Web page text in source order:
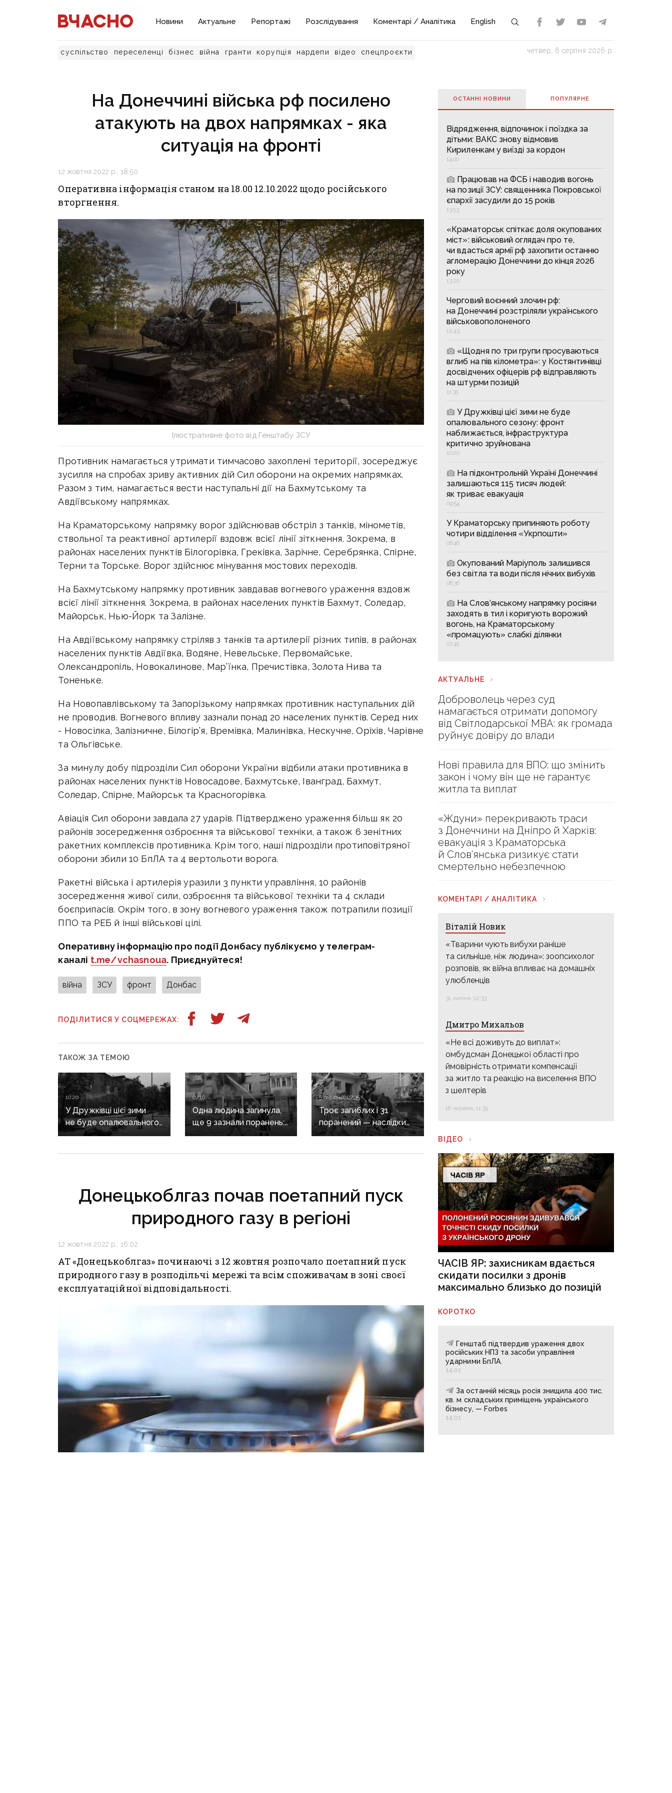
Новини Актуальне Репортажі Розслідування Коментарі / Аналітика English
суспільство переселенці бізнес війна гранти корупція нардепи відео спецпроєкти четвер, 6 серпня 2026 р.
На Донеччині війська рф посилено
атакують на двох напрямках - яка
ситуація на фронті
12 жовтня 2022 р., 18:50
Оперативна інформація станом на 18.00 12.10.2022 щодо російського
вторгнення.
Ілюстративне фото від Генштабу ЗСУ
Противник намагається утримати тимчасово захоплені території, зосереджує
зусилля на спробах зриву активних дій Сил оборони на окремих напрямках.
Разом з тим, намагається вести наступальні дії на Бахмутському та
Авдіївському напрямках.
На Краматорському напрямку ворог здійснював обстріл з танків, мінометів,
ствольної та реактивної артилерії вздовж всієї лінії зіткнення. Зокрема, в
районах населених пунктів Білогорівка, Греківка, Зарічне, Серебрянка, Спірне,
Терни та Торське. Ворог здійснює мінування мостових переходів.
На Бахмутському напрямку противник завдавав вогневого ураження вздовж
всієї лінії зіткнення. Зокрема, в районах населених пунктів Бахмут, Соледар,
Майорськ, Нью-Йорк та Залізне.
На Авдіївському напрямку стріляв з танків та артилерії різних типів, в районах
населених пунктів Авдіївка, Водяне, Невельське, Первомайське,
Олександропіль, Новокалинове, Мар’їнка, Пречистівка, Золота Нива та
Тоненьке.
На Новопавлівському та Запорізькому напрямках противник наступальних дій
не проводив. Вогневого впливу зазнали понад 20 населених пунктів. Серед них
- Новосілка, Залізничне, Білогір’я, Времівка, Малинівка, Нескучне, Оріхів, Чарівне
та Ольгівське.
За минулу добу підрозділи Сил оборони України відбили атаки противника в
районах населених пунктів Новосадове, Бахмутське, Іванград, Бахмут,
Соледар, Спірне, Майорськ та Красногорівка.
Авіація Сил оборони завдала 27 ударів. Підтверджено ураження більш як 20
районів зосередження озброєння та військової техніки, а також 6 зенітних
ракетних комплексів противника. Крім того, наші підрозділи протиповітряної
оборони збили 10 БпЛА та 4 вертольоти ворога.
Ракетні війська і артилерія уразили 3 пункти управління, 10 районів
зосередження живої сили, озброєння та військової техніки та 4 склади
боєприпасів. Окрім того, в зону вогневого ураження також потрапили позиції
ППО та РЕБ й інші військові цілі.
Оперативну інформацію про події Донбасу публікуємо у телеграм-
каналі t.me/vchasnoua. Приєднуйтеся!
війна ЗСУ фронт Донбас
ПОДІЛИТИСЯ У СОЦМЕРЕЖАХ:
ТАКОЖ ЗА ТЕМОЮ
10:20
У Дружківці цієї зими
не буде опалювального
сезону: фронт
07:16
Одна людина загинула,
ще 9 зазнали поранень:
воєнні злочини
5 серпня, 07:35
Троє загиблих і 31
поранений — наслідки
масованих обстрілів
Донецькоблгаз почав поетапний пуск
природного газу в регіоні
12 жовтня 2022 р., 16:02
АТ «Донецькоблгаз» починаючі з 12 жовтня розпочало поетапний пуск
природного газу в розподільчі мережі та всім споживачам в зоні своєї
експлуатаційної відповідальності.
ОСТАННІ НОВИНИ ПОПУЛЯРНE
Відрядження, відпочинок і поїздка за
дітьми: ВАКС знову відмовив
Кириленкам у виїзді за кордон
14:00
Працював на ФСБ і наводив вогонь
на позиції ЗСУ: священника Покровської
єпархії засудили до 15 років
13:53
«Краматорськ спіткає доля окупованих
міст»: військовий оглядач про те,
чи вдасться армії рф захопити останню
агломерацію Донеччини до кінця 2026
року
13:20
Черговий воєнний злочин рф:
на Донеччині розстріляли українського
військовополоненого
12:43
«Щодня по три групи просуваються
вглиб на пів кілометра»: у Костянтинівці
досвідчених офіцерів рф відправляють
на штурми позицій
11:35
У Дружківці цієї зими не буде
опалювального сезону: фронт
наближається, інфраструктура
критично зруйнована
10:20
На підконтрольній Україні Донеччині
залишаються 115 тисяч людей:
як триває евакуація
09:54
У Краматорську припиняють роботу
чотири відділення «Укрпошти»
08:46
Окупований Маріуполь залишився
без світла та води після нічних вибухів
08:36
На Слов’янському напрямку росіяни
заходять в тил і коригують ворожий
вогонь, на Краматорському
«промацують» слабкі ділянки
07:45
АКТУАЛЬНЕ
Доброволець через суд
намагається отримати допомогу
від Світлодарської МВА: як громада
руйнує довіру до влади
Нові правила для ВПО: що змінить
закон і чому він ще не гарантує
житла та виплат
«Ждуни» перекривають траси
з Донеччини на Дніпро й Харків:
евакуація з Краматорська
й Слов’янська ризикує стати
смертельно небезпечною
КОМЕНТАРІ / АНАЛІТИКА
Віталій Новик
«Тварини чують вибухи раніше
та сильніше, ніж людина»: зоопсихолог
розповів, як війна впливає на домашніх
улюбленців
31 липня, 12:33
Дмитро Михальов
«Не всі доживуть до виплат»:
омбудсман Донецької області про
ймовірність отримати компенсації
за житло та реакцію на виселення ВПО
з шелтерів
16 червня, 11:39
ВІДЕО
ЧАСІВ ЯР: захисникам вдається
скидати посилки з дронів
максимально близько до позицій
КОРОТКО
Генштаб підтвердив ураження двох
російських НПЗ та засоби управління
ударними БпЛА.
14:01
За останній місяць росія знищила 400 тис.
кв. м складських приміщень українського
бізнесу, — Forbes
14:01